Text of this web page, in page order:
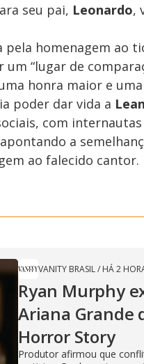
seu pai, Leonardo,
homenagem ao
“lugar de
honra maior e
poder dar vida a
com
a
ao falecido cantor.
VANITY BRASIL/ HÁ 2
Ryan Murphy
Ariana Grande
Horror Story
Produtor afirmou que